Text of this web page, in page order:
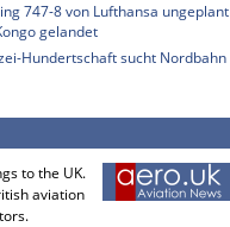
747-8 von Lufthansa ungeplant
gelandet
Hundertschaft sucht Nordbahn
to the UK.
aviation